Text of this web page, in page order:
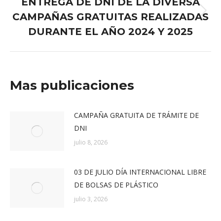
Publicación
siguiente:
CAMPAÑAS GRATUITAS REALIZADAS
DURANTE EL AÑO 2024 Y 2025
Mas publicaciones
CAMPAÑA GRATUITA DE TRÁMITE DE
DNI
julio 8, 2026
03 DE JULIO DÍA INTERNACIONAL LIBRE
DE BOLSAS DE PLÁSTICO
julio 3, 2026